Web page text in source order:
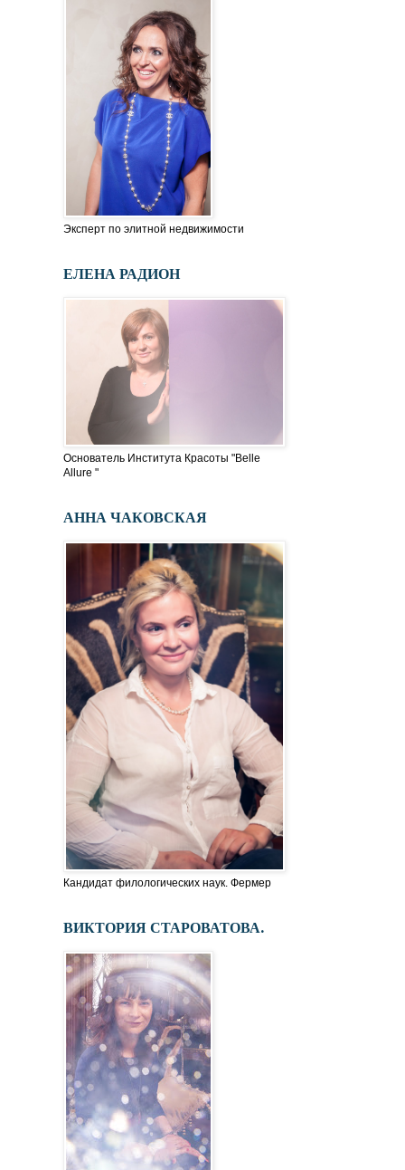
Эксперт по элитной недвижимости
ЕЛЕНА РАДИОН
Основатель Института Красоты "Belle
Allure "
АННА ЧАКОВСКАЯ
Кандидат филологических наук. Фермер
ВИКТОРИЯ СТАРОВАТОВА.